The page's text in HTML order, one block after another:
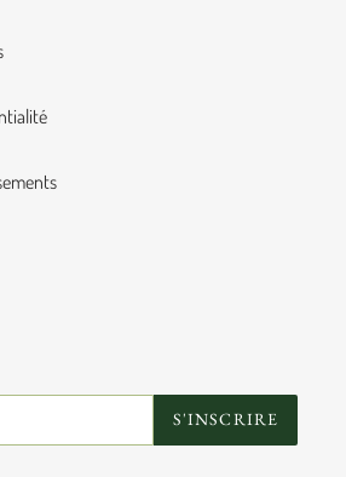
S'INSCRIRE